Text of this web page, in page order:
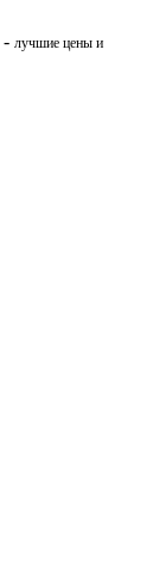
- лучшие цены и